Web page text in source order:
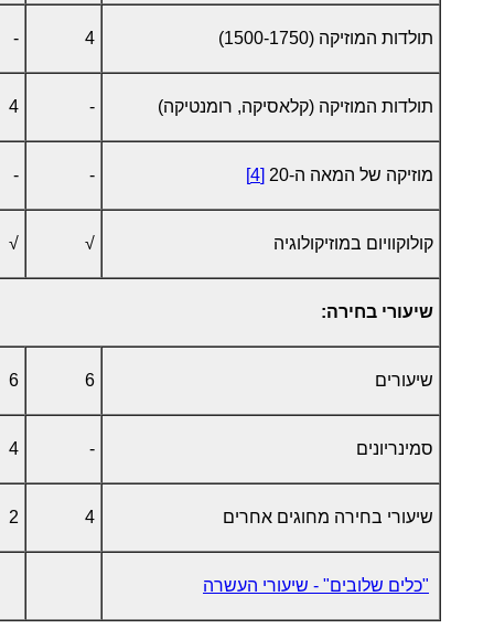
תולדות המוזיקה (1500-1750) 4
-
תולדות המוזיקה (קלאסיקה, רומנטיקה) -
4
מוזיקה של המאה ה-20 [4]
-
-
קולוקוויום במוזיקולוגיה √
√
שיעורי בחירה:
שיעורים 6
6
סמינריונים -
4
שיעורי בחירה מחוגים אחרים 4
2
"כלים שלובים" - שיעורי העשרה